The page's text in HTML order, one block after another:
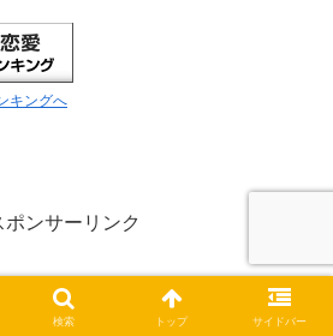
キングへ
ポンサーリンク
検索 トップ サイドバー